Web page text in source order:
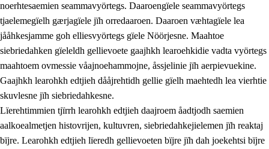
noerhtesaemien seammavyörtegs. Daaroengïele seammavyörtegs
tjaelemegïelh gærjagïele jïh orredaaroen. Daaroen væhtagïele lea
jååhkesjamme goh elliesvyörtegs gïele Nöörjesne. Maahtoe
siebriedahken gïeleldh gellievoete gaajhkh learoehkidie vadta vyörtegs
maahtoem ovmessie våajnoehammojne, åssjelinie jïh aerpievuekine.
Gaajhkh learohkh edtjieh dååjrehtidh gellie gïelh maehtedh lea vierhtie
skuvlesne jïh siebriedahkesne.
Lïerehtimmien tjïrrh learohkh edtjieh daajroem åadtjodh saemien
aalkoealmetjen histovrijen, kultuvren, siebriedahkejielemen jïh reaktaj
bïjre. Learohkh edtjieh lïeredh gellievoeten bïjre jïh dah joekehtsi bïjre